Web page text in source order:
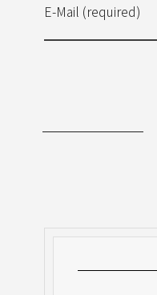
E-Mail (required)